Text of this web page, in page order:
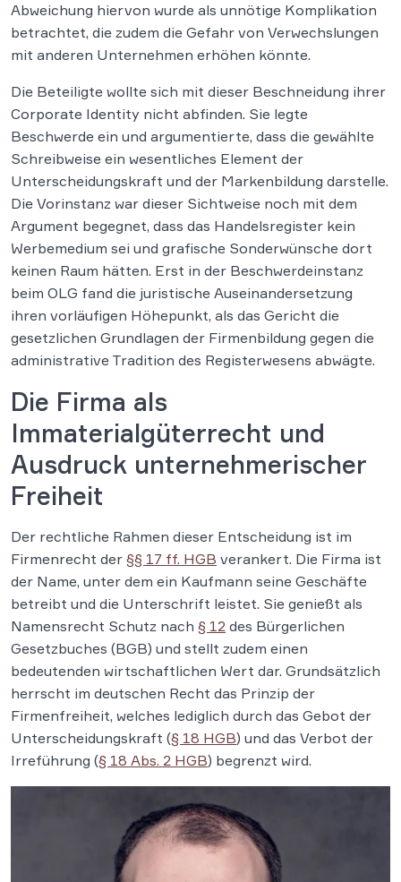
Abweichung hiervon wurde als unnötige Komplikation
betrachtet, die zudem die Gefahr von Verwechslungen
mit anderen Unternehmen erhöhen könnte.
Die Beteiligte wollte sich mit dieser Beschneidung ihrer
Corporate Identity nicht abfinden. Sie legte
Beschwerde ein und argumentierte, dass die gewählte
Schreibweise ein wesentliches Element der
Unterscheidungskraft und der Markenbildung darstelle.
Die Vorinstanz war dieser Sichtweise noch mit dem
Argument begegnet, dass das Handelsregister kein
Werbemedium sei und grafische Sonderwünsche dort
keinen Raum hätten. Erst in der Beschwerdeinstanz
beim OLG fand die juristische Auseinandersetzung
ihren vorläufigen Höhepunkt, als das Gericht die
gesetzlichen Grundlagen der Firmenbildung gegen die
administrative Tradition des Registerwesens abwägte.
Die Firma als
Immaterialgüterrecht und
Ausdruck unternehmerischer
Freiheit
Der rechtliche Rahmen dieser Entscheidung ist im
Firmenrecht der §§ 17 ff. HGB verankert. Die Firma ist
der Name, unter dem ein Kaufmann seine Geschäfte
betreibt und die Unterschrift leistet. Sie genießt als
Namensrecht Schutz nach § 12 des Bürgerlichen
Gesetzbuches (BGB) und stellt zudem einen
bedeutenden wirtschaftlichen Wert dar. Grundsätzlich
herrscht im deutschen Recht das Prinzip der
Firmenfreiheit, welches lediglich durch das Gebot der
Unterscheidungskraft (§ 18 HGB) und das Verbot der
Irreführung (§ 18 Abs. 2 HGB) begrenzt wird.